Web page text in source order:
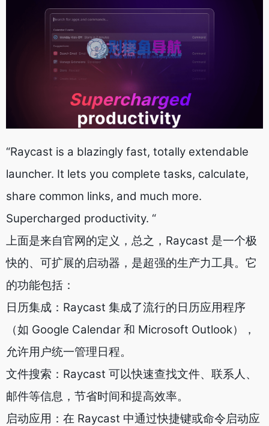
“Raycast is a blazingly fast, totally extendable
launcher. It lets you complete tasks, calculate,
share common links, and much more.
Supercharged productivity. “
上面是来自官网的定义，总之，Raycast 是一个极
快的、可扩展的启动器，是超强的生产力工具。它
的功能包括：
日历集成：Raycast 集成了流行的日历应用程序
（如 Google Calendar 和 Microsoft Outlook），
允许用户统一管理日程。
文件搜索：Raycast 可以快速查找文件、联系人、
邮件等信息，节省时间和提高效率。
启动应用：在 Raycast 中通过快捷键或命令启动应